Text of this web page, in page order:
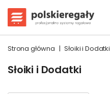
Strona główna | Słoiki i Dodatki
Słoiki i Dodatki